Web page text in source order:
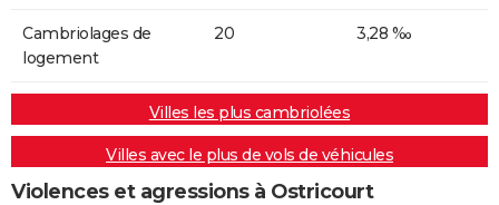
Cambriolages de
logement
20 3,28 ‰
Villes les plus cambriolées
Villes avec le plus de vols de véhicules
Violences et agressions à Ostricourt